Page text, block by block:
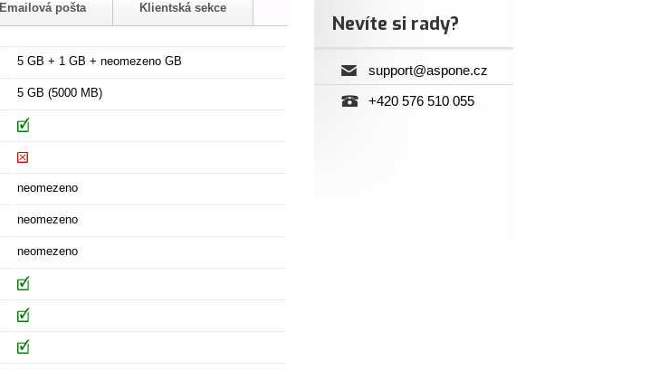
Emailová pošta Klientská sekce
5 GB + 1 GB + neomezeno GB
5 GB (5000 MB)
neomezeno
neomezeno
neomezeno
Nevíte si rady?
support@aspone.cz
+420 576 510 055